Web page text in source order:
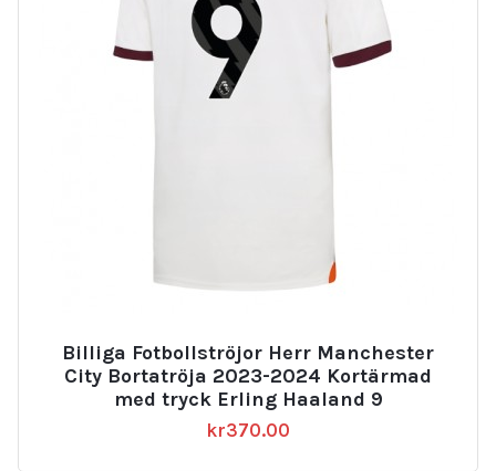
Billiga Fotbollströjor Herr Manchester
City Bortatröja 2023-2024 Kortärmad
med tryck Erling Haaland 9
kr370.00